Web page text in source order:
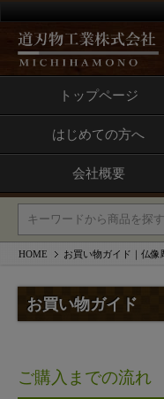
トップページ
はじめての方へ
会社概要
HOME お買い物ガイド｜仏
お買い物ガイド
ご購入までの流れ